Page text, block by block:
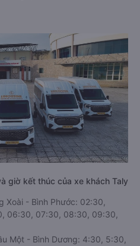
giờ kết thúc của xe khách Taly
Xoài - Bình Phước: 02:30,
06:30, 07:30, 08:30, 09:30,
Một - Bình Dương: 4:30, 5:30,